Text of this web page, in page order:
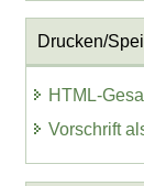
Drucken/
HTML-
Vorschrift